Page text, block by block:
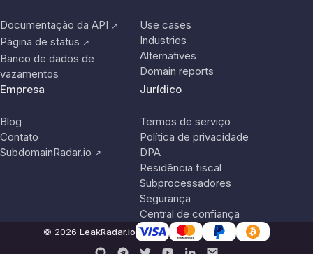
Documentação da API ↗
Página de status ↗
Banco de dados de
vazamentos
Use cases
Industries
Alternatives
Domain reports
Empresa
Blog
Contato
SubdomainRadar.io ↗
Jurídico
Termos de serviço
Política de privacidade
DPA
Residência fiscal
Subprocessadores
Segurança
Central de confiança
© 2026 LeakRadar.io